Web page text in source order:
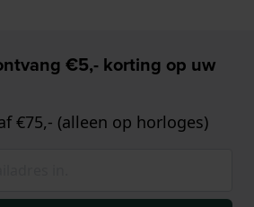
€5,- korting op uw
€75,- (alleen op horloges)